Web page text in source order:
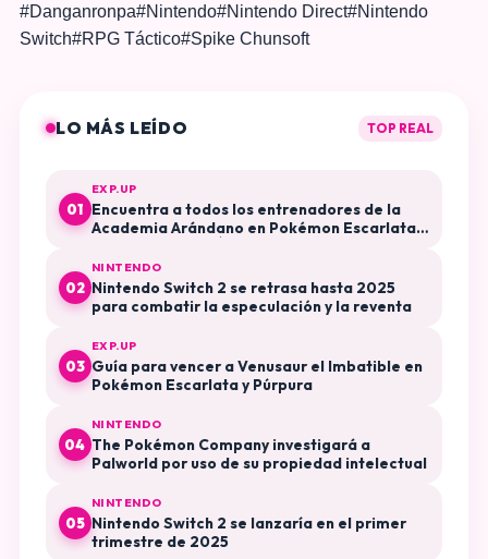
#Danganronpa#Nintendo#Nintendo Direct#Nintendo
Switch#RPG Táctico#Spike Chunsoft
LO MÁS LEÍDO TOP REAL
01
EXP.UP
Encuentra a todos los entrenadores de la
Academia Arándano en Pokémon Escarlata y
02
NINTENDO
Nintendo Switch 2 se retrasa hasta 2025
para combatir la especulación y la reventa
03
EXP.UP
Guía para vencer a Venusaur el Imbatible en
Pokémon Escarlata y Púrpura
04
NINTENDO
The Pokémon Company investigará a
Palworld por uso de su propiedad intelectual
05
NINTENDO
Nintendo Switch 2 se lanzaría en el primer
trimestre de 2025